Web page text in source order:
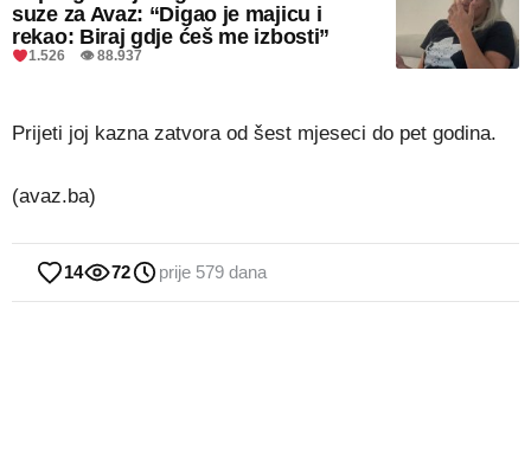
suze za Avaz: “Digao je majicu i
rekao: Biraj gdje ćeš me izbosti”
1.526 👁 88.937
Prijeti joj kazna zatvora od šest mjeseci do pet godina.
(avaz.ba)
14 72 prije 579 dana